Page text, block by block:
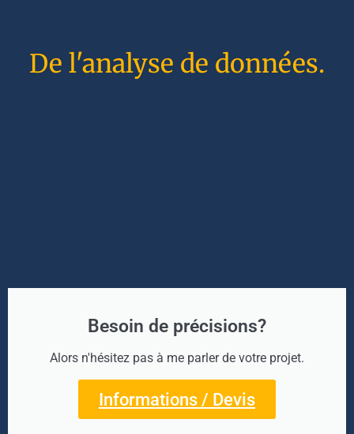
De l'analyse de données.
Besoin de précisions?
Alors n'hésitez pas à me parler de votre projet.
Informations / Devis